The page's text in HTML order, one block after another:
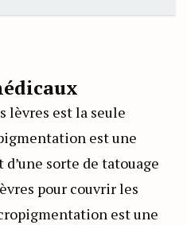
lèvres est la seule
est une
sorte de tatouage
pour couvrir les
est une